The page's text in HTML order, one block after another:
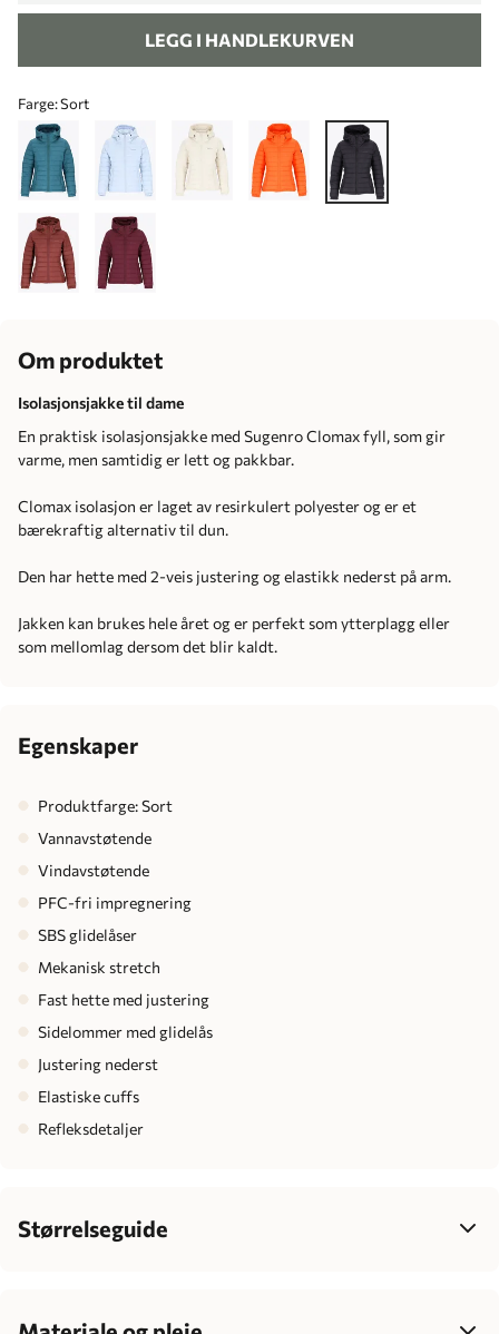
LEGG I HANDLEKURVEN
Farge:Sort
Om produktet
Isolasjonsjakke til dame
En praktisk isolasjonsjakke med Sugenro Clomax fyll, som gir
varme, men samtidig er lett og pakkbar.
Clomax isolasjon er laget av resirkulert polyester og er et
bærekraftig alternativ til dun.
Den har hette med 2-veis justering og elastikk nederst på arm.
Jakken kan brukes hele året og er perfekt som ytterplagg eller
som mellomlag dersom det blir kaldt.
Egenskaper
Produktfarge: Sort
Vannavstøtende
Vindavstøtende
PFC-fri impregnering
SBS glidelåser
Mekanisk stretch
Fast hette med justering
Sidelommer med glidelås
Justering nederst
Elastiske cuffs
Refleksdetaljer
Størrelseguide
Bryst 77-85 99-106